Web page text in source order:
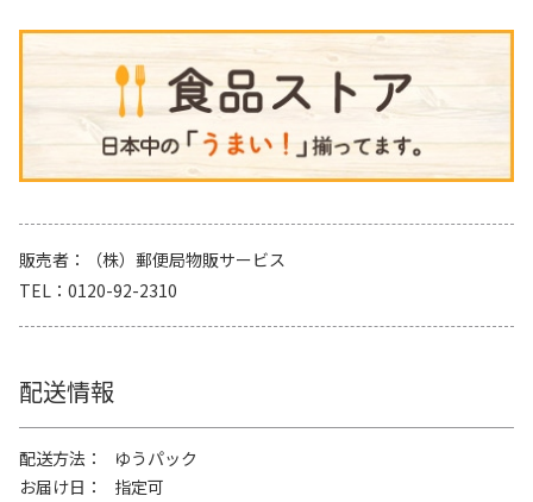
販売者
（株）郵便局物販サービス
TEL
0120-92-2310
配送情報
配送方法
ゆうパック
お届け日
指定可